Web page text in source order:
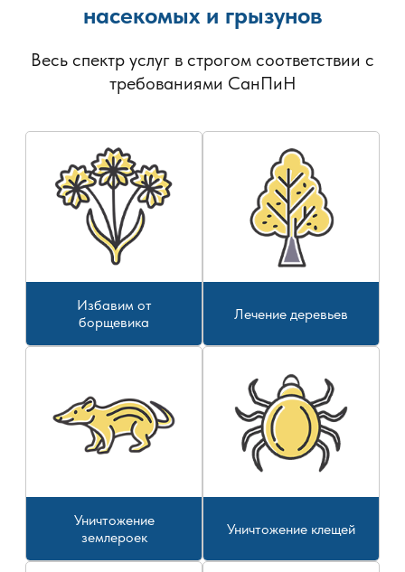
насекомых и грызунов
Весь спектр услуг в строгом соответствии с
требованиями СанПиН
Избавим от
борщевика
Лечение деревьев
Уничтожение
землероек
Уничтожение клещей